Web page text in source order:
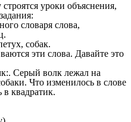
уроки объяснения,
словаря слова,
собак.
эти слова. Давайте это
Серый волк лежал на
Что изменилось в слове
квадратик.